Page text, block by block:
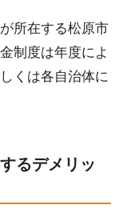
所在する松原市
制度は年度によ
くは各自治体に
るデメリッ